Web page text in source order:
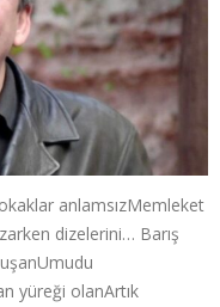
anlamsızMemleket
dizelerini… Barış
yüreği olanArtık